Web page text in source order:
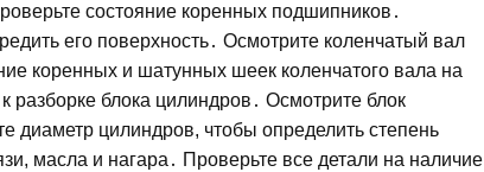
состояние коренных подшипников․
его поверхность․ Осмотрите коленчатый вал
коренных и шатунных шеек коленчатого вала на
разборке блока цилиндров․ Осмотрите блок
диаметр цилиндров, чтобы определить степень
масла и нагара․ Проверьте все детали на наличие